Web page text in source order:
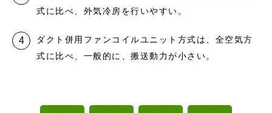
式に比べ、外気冷房を行いやすい。
ダクト併用ファンコイルユニット方式は、全空気方
式に比べ、一般的に、搬送動力が小さい。